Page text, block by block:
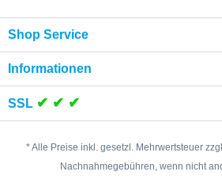
Shop Service
Informationen
SSL ✔ ✔ ✔
* Alle Preise inkl. gesetzl. Mehrwertsteuer
Nachnahmegebühren, wenn nicht